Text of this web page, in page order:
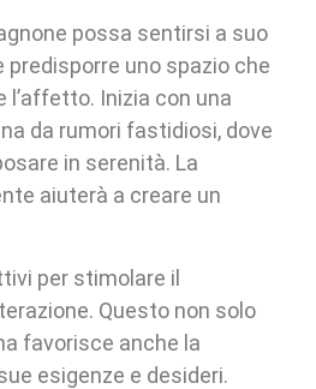
possa sentirsi a suo
predisporre uno spazio che
l’affetto. Inizia con una
da rumori fastidiosi, dove
in serenità. La
aiuterà a creare un
per stimolare il
Questo non solo
favorisce anche la
esigenze e desideri.